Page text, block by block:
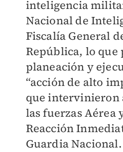
inteligencia
Nacional de
Fiscalía General
República, lo
planeación y
“acción de alto
que intervinieron
las fuerzas Aérea
Reacción
Guardia Nacional.